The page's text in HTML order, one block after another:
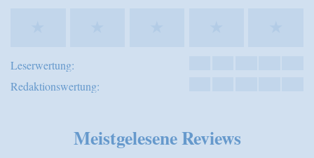
Leserwertung:
Redaktionswertung:
Meistgelesene Reviews